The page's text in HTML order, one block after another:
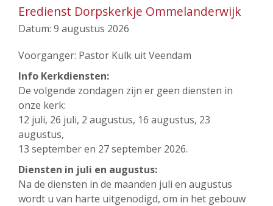
Eredienst Dorpskerkje Ommelanderwijk
Datum: 9 augustus 2026
Voorganger: Pastor Kulk uit Veendam
Info Kerkdiensten:
De volgende zondagen zijn er geen diensten in
onze kerk:
12 juli, 26 juli, 2 augustus, 16 augustus, 23
augustus,
13 september en 27 september 2026.
Diensten in juli en augustus:
Na de diensten in de maanden juli en augustus
wordt u van harte uitgenodigd, om in het gebouw